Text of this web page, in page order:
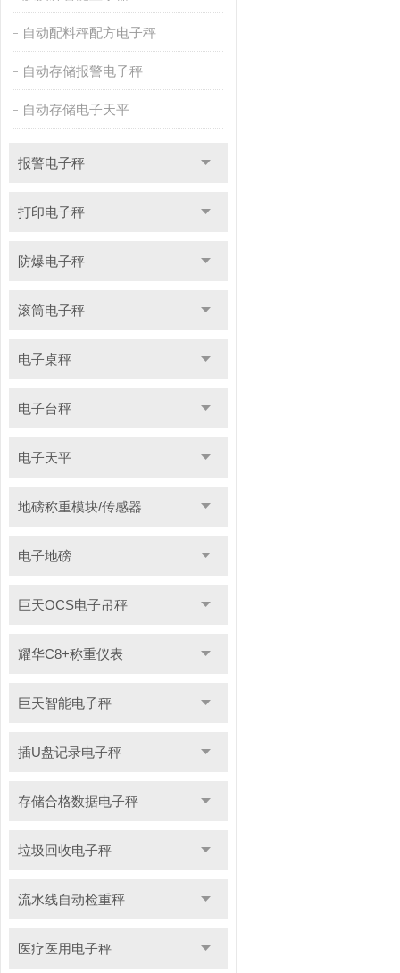
自动配料秤配方电子秤
自动存储报警电子秤
自动存储电子天平
报警电子秤
打印电子秤
防爆电子秤
滚筒电子秤
电子桌秤
电子台秤
电子天平
地磅称重模块/传感器
电子地磅
巨天OCS电子吊秤
耀华C8+称重仪表
巨天智能电子秤
插U盘记录电子秤
存储合格数据电子秤
垃圾回收电子秤
流水线自动检重秤
医疗医用电子秤